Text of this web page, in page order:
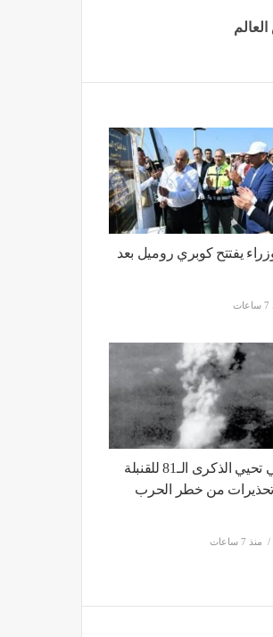
يفتتح كوبري روميل بعد
ناجاساكي تحيي الذكرى الـ81 للقنبلة
من خطر الحرب
منذ 7 ساعات